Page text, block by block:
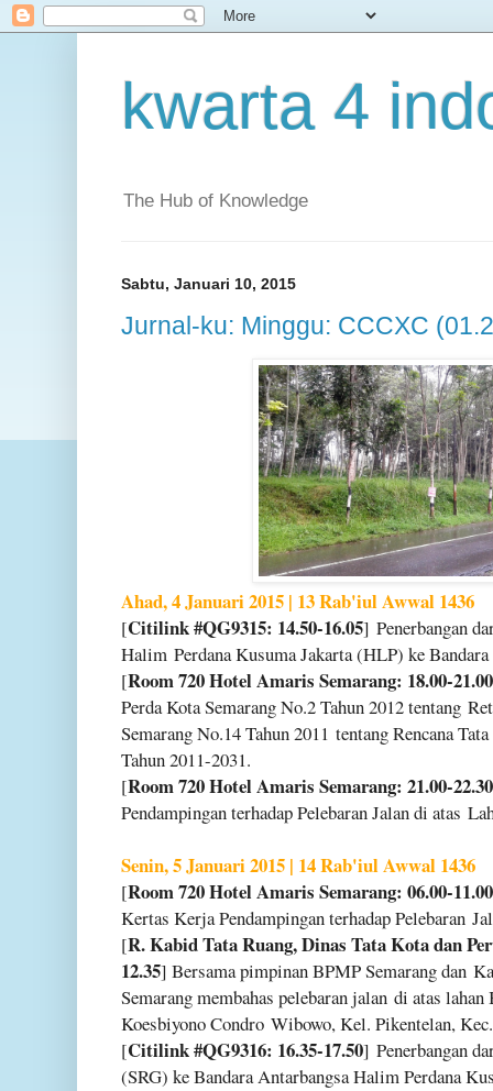
kwarta 4
The Hub of Knowledge
Sabtu, Januari 10, 2015
Jurnal-ku: Minggu: CCCXC
Ahad, 4 Januari 2015 | 13 Rab'iul Awwal 1436
[Citilink #QG9315: 14.50-16.05] Penerbangan
Halim Perdana Kusuma Jakarta (HLP) ke
[Room 720 Hotel Amaris Semarang: 18.00-21.00
Perda Kota Semarang No.2 Tahun 2012 tentang
Semarang No.14 Tahun 2011 tentang Rencana
Tahun 2011-2031.
[Room 720 Hotel Amaris Semarang: 21.00-22.30
Pendampingan terhadap Pelebaran Jalan di atas
Senin, 5 Januari 2015 | 14 Rab'iul Awwal 1436
[Room 720 Hotel Amaris Semarang: 06.00-11.00
Kertas Kerja Pendampingan terhadap Pelebaran
[R. Kabid Tata Ruang, Dinas Tata Kota dan
12.35] Bersama pimpinan BPMP Semarang dan
Semarang membahas pelebaran jalan di atas lahan
Koesbiyono Condro Wibowo, Kel. Pikentelan,
[Citilink #QG9316: 16.35-17.50] Penerbangan
(SRG) ke Bandara Antarbangsa Halim Perdana